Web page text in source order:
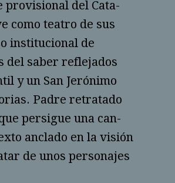
provisio­nal del Cata­
como teatro de sus
institucio­nal de
del saber reflejados
y un San Jeró­nimo
Padre retrata­do
persi­gue una can­
anclado en la visión
de unos perso­na­jes